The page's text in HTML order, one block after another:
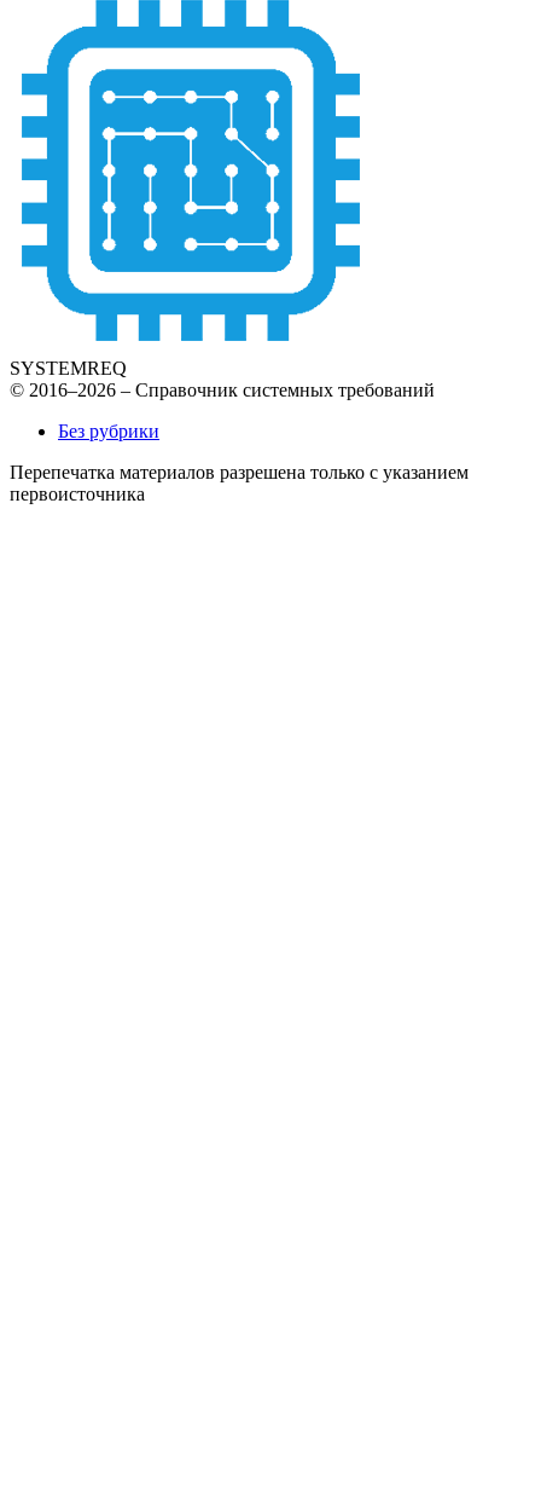
SYSTEMREQ
© 2016–2026 – Справочник системных требований
Без рубрики
Перепечатка материалов разрешена только с указанием
первоисточника